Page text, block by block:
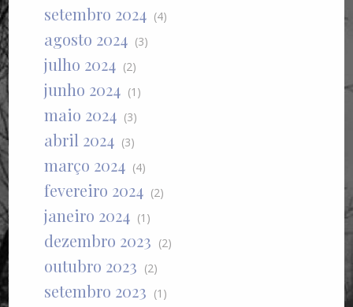
setembro 2024 (4)
agosto 2024 (3)
julho 2024 (2)
junho 2024 (1)
maio 2024 (3)
abril 2024 (3)
março 2024 (4)
fevereiro 2024 (2)
janeiro 2024 (1)
dezembro 2023 (2)
outubro 2023 (2)
setembro 2023 (1)